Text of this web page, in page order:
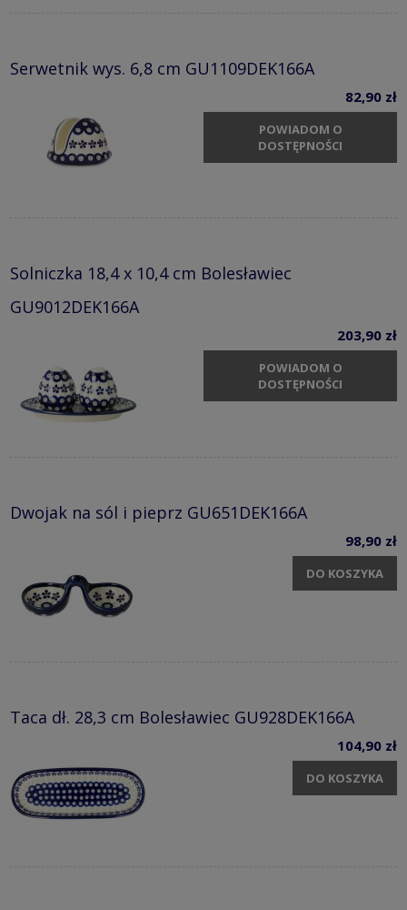
Serwetnik wys. 6,8 cm GU1109DEK166A
82,90 zł
POWIADOM O
DOSTĘPNOŚCI
Solniczka 18,4 x 10,4 cm Bolesławiec
GU9012DEK166A
203,90 zł
POWIADOM O
DOSTĘPNOŚCI
Dwojak na sól i pieprz GU651DEK166A
98,90 zł
DO KOSZYKA
Taca dł. 28,3 cm Bolesławiec GU928DEK166A
104,90 zł
DO KOSZYKA